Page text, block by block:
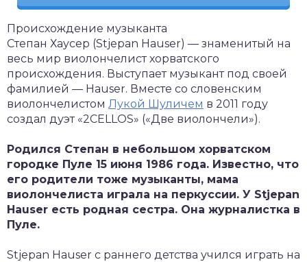
Происхождение музыканта
Степан Хаусер (Stjepan Hauser) — знаменитый на
весь мир виолончелист хорватского
происхождения. Выступает музыкант под своей
фамилией — Hauser. Вместе со словенским
виолончелистом Лукой Шуличем в 2011 году
создал дуэт «2CELLOS» («Две виолончели»).
Родился Степан в небольшом хорватском
городке Пуле 15 июня 1986 года. Известно, что
его родители тоже музыканты, мама
виолончелиста играла на перкуссии. У Stjepan
Hauser есть родная сестра. Она журналистка в
Пуле.
Stjepan Hauser с раннего детства учился играть на